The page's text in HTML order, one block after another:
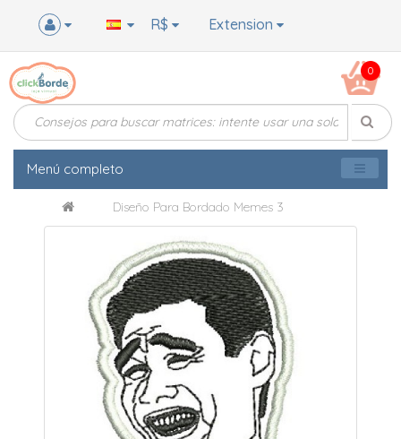
Extension
R$
0
Menú completo
Diseño Para Bordado Memes 3